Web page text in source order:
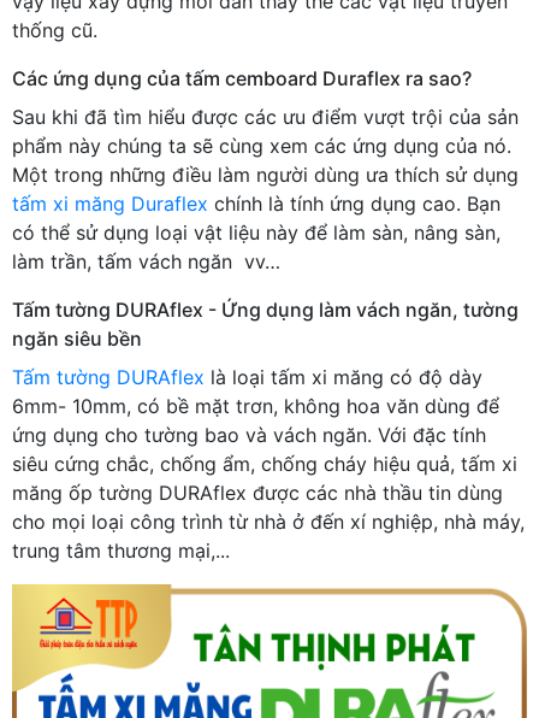
thống cũ.
Các ứng dụng của tấm cemboard Duraflex ra sao?
Sau khi đã tìm hiểu được các ưu điểm vượt trội của sản
phẩm này chúng ta sẽ cùng xem các ứng dụng của nó.
Một trong những điều làm người dùng ưa thích sử dụng
tấm xi măng Duraflex chính là tính ứng dụng cao. Bạn
có thể sử dụng loại vật liệu này để làm sàn, nâng sàn,
làm trần, tấm vách ngăn vv…
Tấm tường DURAflex - Ứng dụng làm vách ngăn, tường
ngăn siêu bền
Tấm tường DURAflex là loại tấm xi măng có độ dày
6mm- 10mm, có bề mặt trơn, không hoa văn dùng để
ứng dụng cho tường bao và vách ngăn. Với đặc tính
siêu cứng chắc, chống ẩm, chống cháy hiệu quả, tấm xi
măng ốp tường DURAflex được các nhà thầu tin dùng
cho mọi loại công trình từ nhà ở đến xí nghiệp, nhà máy,
trung tâm thương mại,...